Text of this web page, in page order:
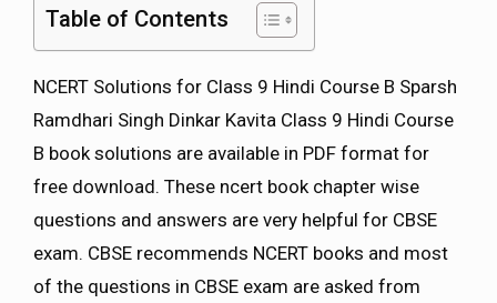
Table of Contents
NCERT Solutions for Class 9 Hindi Course B Sparsh
Ramdhari Singh Dinkar Kavita Class 9 Hindi Course
B book solutions are available in PDF format for
free download. These ncert book chapter wise
questions and answers are very helpful for CBSE
exam. CBSE recommends NCERT books and most
of the questions in CBSE exam are asked from